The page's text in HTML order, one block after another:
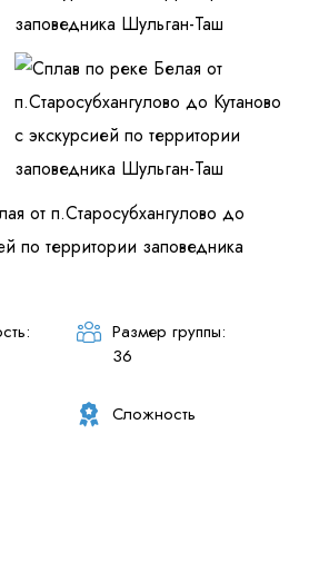
Размер группы:
36
Сложность